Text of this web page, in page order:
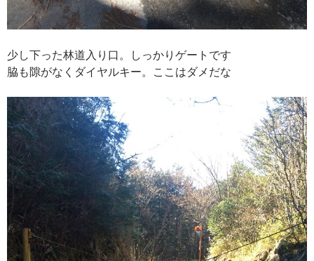
少し下った林道入り口。しっかりゲートです
脇も隙がなくダイヤルキー。ここはダメだな